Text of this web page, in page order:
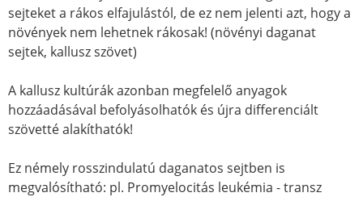
sejteket a rákos elfajulástól, de ez nem jelenti azt, hogy a
növények nem lehetnek rákosak! (növényi daganat
sejtek, kallusz szövet)
A kallusz kultúrák azonban megfelelő anyagok
hozzáadásával befolyásolhatók és újra differenciált
szövetté alakíthatók!
Ez némely rosszindulatú daganatos sejtben is
megvalósítható: pl. Promyelocitás leukémia - transz